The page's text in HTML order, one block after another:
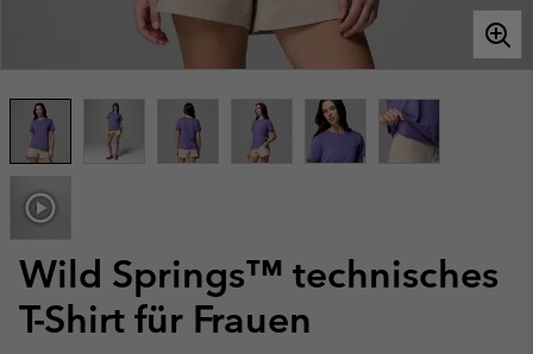
Wild Springs™ technisches
T-Shirt für Frauen